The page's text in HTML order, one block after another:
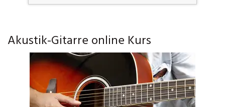
Akustik-Gitarre online Kurs